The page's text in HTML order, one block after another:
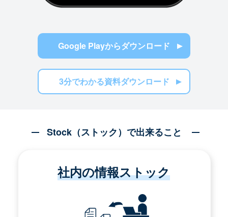
Google Playからダウンロード
3分でわかる資料ダウンロード
Stock（ストック）で出来ること
社内の情報ストック